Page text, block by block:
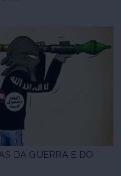
DA GUERRA E DO